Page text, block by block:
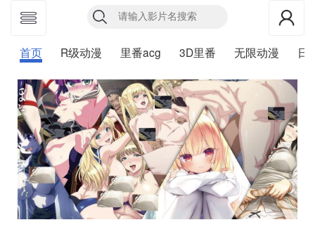
首页 R级动漫 里番acg 3D里番 无限动漫 日